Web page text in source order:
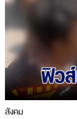
สังคม